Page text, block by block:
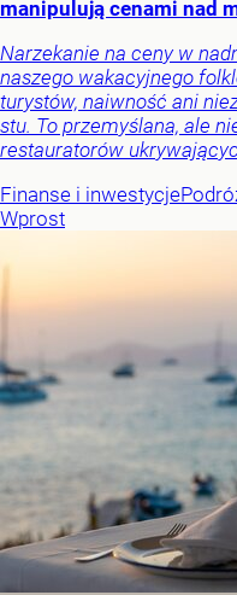
manipulują cenami nad
Narzekanie na ceny w
naszego wakacyjnego
turystów, naiwność ani
stu. To przemyślana, ale
restauratorów
Finanse i inwestycje
Wprost